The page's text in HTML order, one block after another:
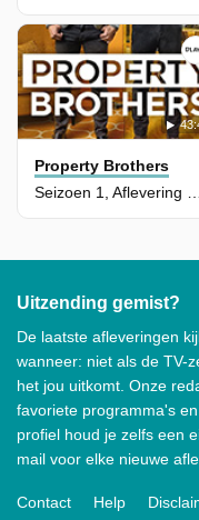
Property Brothers
Uitzending gemist?
De laatste afleveringen
wanneer: niet als de TV-
het jou uitkomt. Onze
favoriete programma's
profiel houd je zelfs een
mail voor elke nieuwe
Contact Help